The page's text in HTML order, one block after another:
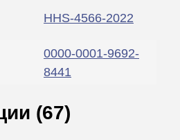
HHS-4566-2022
0000-0001-9692-
8441
(67)